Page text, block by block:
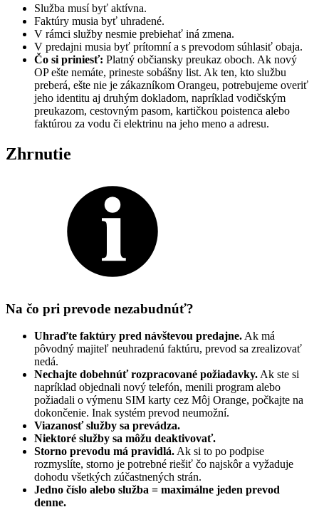
Služba musí byť aktívna.
Faktúry musia byť uhradené.
V rámci služby nesmie prebiehať iná zmena.
V predajni musia byť prítomní a s prevodom súhlasiť obaja.
Čo si priniesť: Platný občiansky preukaz oboch. Ak nový
OP ešte nemáte, prineste sobášny list. Ak ten, kto službu
preberá, ešte nie je zákazníkom Orangeu, potrebujeme overiť
jeho identitu aj druhým dokladom, napríklad vodičským
preukazom, cestovným pasom, kartičkou poistenca alebo
faktúrou za vodu či elektrinu na jeho meno a adresu.
Zhrnutie
Na čo pri prevode nezabudnúť?
Uhraďte faktúry pred návštevou predajne.Ak má
pôvodný majiteľ neuhradenú faktúru, prevod sa zrealizovať
nedá.
Nechajte dobehnúť rozpracované požiadavky.Ak ste si
napríklad objednali nový telefón, menili program alebo
požiadali o výmenu SIM karty cez Môj Orange, počkajte na
dokončenie. Inak systém prevod neumožní.
Viazanosť služby sa prevádza.
Niektoré služby sa môžu deaktivovať.
Storno prevodu má pravidlá.Ak si to po podpise
rozmyslíte, storno je potrebné riešiť čo najskôr a vyžaduje
dohodu všetkých zúčastnených strán.
Jedno číslo alebo služba = maximálne jeden prevod
denne.